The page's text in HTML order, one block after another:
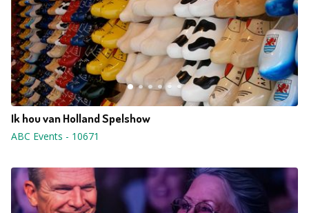
Ik hou van Holland Spelshow
ABC Events - 10671